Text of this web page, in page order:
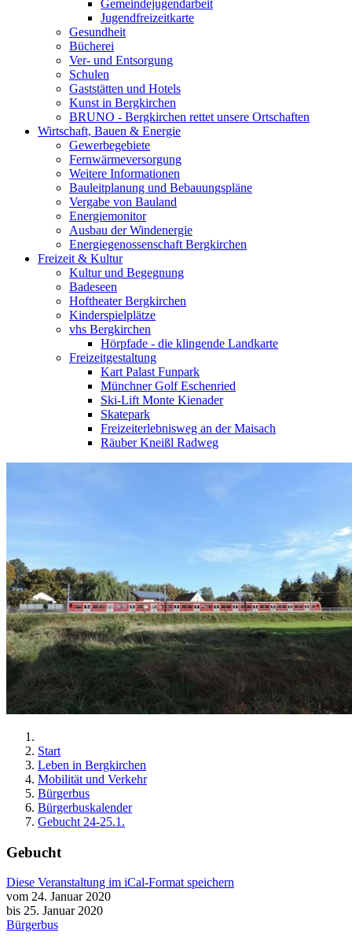
Gemeindejugendarbeit
Jugendfreizeitkarte
Gesundheit
Bücherei
Ver- und Entsorgung
Schulen
Gaststätten und Hotels
Kunst in Bergkirchen
BRUNO - Bergkirchen rettet unsere Ortschaften
Wirtschaft, Bauen & Energie
Gewerbegebiete
Fernwärmeversorgung
Weitere Informationen
Bauleitplanung und Bebauungspläne
Vergabe von Bauland
Energiemonitor
Ausbau der Windenergie
Energiegenossenschaft Bergkirchen
Freizeit & Kultur
Kultur und Begegnung
Badeseen
Hoftheater Bergkirchen
Kinderspielplätze
vhs Bergkirchen
Hörpfade - die klingende Landkarte
Freizeitgestaltung
Kart Palast Funpark
Münchner Golf Eschenried
Ski-Lift Monte Kienader
Skatepark
Freizeiterlebnisweg an der Maisach
Räuber Kneißl Radweg
Start
Leben in Bergkirchen
Mobilität und Verkehr
Bürgerbus
Bürgerbuskalender
Gebucht 24-25.1.
Gebucht
Diese Veranstaltung im iCal-Format speichern
vom 24. Januar 2020
bis 25. Januar 2020
Bürgerbus